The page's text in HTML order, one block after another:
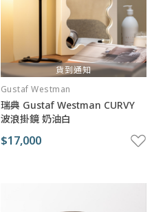
貨到通知
Gustaf Westman
瑞典 Gustaf Westman CURVY
波浪掛鏡 奶油白
$17,000